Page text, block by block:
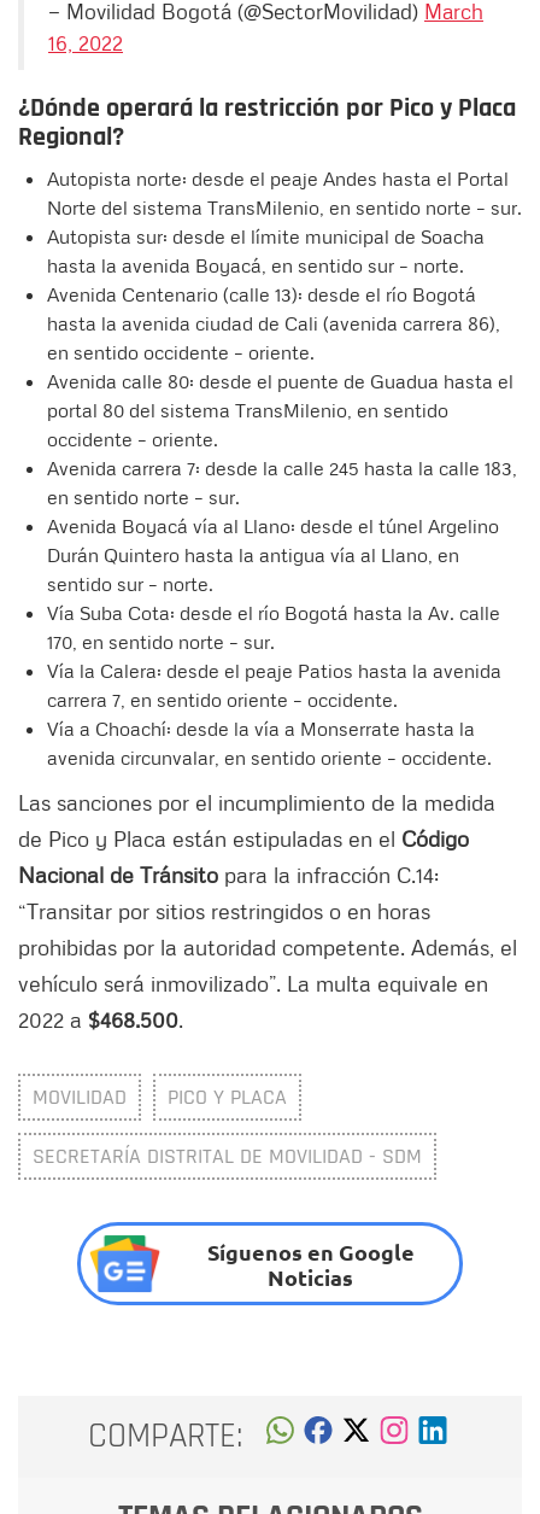
— Movilidad Bogotá (@SectorMovilidad) March
16, 2022
¿Dónde operará la restricción por Pico y Placa
Regional?
Autopista norte: desde el peaje Andes hasta el Portal
Norte del sistema TransMilenio, en sentido norte – sur.
Autopista sur: desde el límite municipal de Soacha
hasta la avenida Boyacá, en sentido sur – norte.
Avenida Centenario (calle 13): desde el río Bogotá
hasta la avenida ciudad de Cali (avenida carrera 86),
en sentido occidente – oriente.
Avenida calle 80: desde el puente de Guadua hasta el
portal 80 del sistema TransMilenio, en sentido
occidente – oriente.
Avenida carrera 7: desde la calle 245 hasta la calle 183,
en sentido norte – sur.
Avenida Boyacá vía al Llano: desde el túnel Argelino
Durán Quintero hasta la antigua vía al Llano, en
sentido sur – norte.
Vía Suba Cota: desde el río Bogotá hasta la Av. calle
170, en sentido norte – sur.
Vía la Calera: desde el peaje Patios hasta la avenida
carrera 7, en sentido oriente – occidente.
Vía a Choachí: desde la vía a Monserrate hasta la
avenida circunvalar, en sentido oriente – occidente.
Las sanciones por el incumplimiento de la medida
de Pico y Placa están estipuladas en el Código
Nacional de Tránsito para la infracción C.14:
“Transitar por sitios restringidos o en horas
prohibidas por la autoridad competente. Además, el
vehículo será inmovilizado”. La multa equivale en
2022 a $468.500.
MOVILIDAD PICO Y PLACA
SECRETARÍA DISTRITAL DE MOVILIDAD - SDM
Síguenos en Google
Noticias
COMPARTE: